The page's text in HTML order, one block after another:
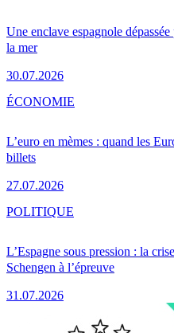
Une enclave espagnole
la mer
30.07.2026
L’euro en mèmes : quand les
billets
27.07.2026
ÉCONOMIE
L’Espagne sous pression : la
Schengen à l’épreuve
31.07.2026
POLITIQUE